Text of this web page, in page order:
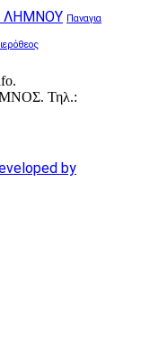
ΛΗΜΝΟΥ Παναγια
ιερόθεος
Τηλ.:
by